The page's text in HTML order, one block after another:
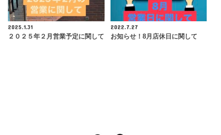
2025.1.31
２０２５年２月営業予定に関して
2022.7.27
お知らせ！8月店休日に関して